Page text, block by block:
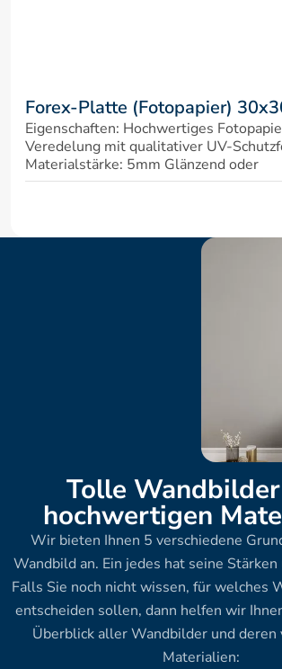
Forex-Platte (Fotopapier)
Eigenschaften: Hochwertiges
Veredelung mit qualitativer UV-
Materialstärke: 5mm Glänzend oder
Tolle
hochwertigen
Wir bieten Ihnen 5 verschiedene
Wandbild an. Ein jedes hat seine Stärken
Falls Sie noch nicht wissen, für welches
entscheiden sollen, dann helfen wir
Überblick aller Wandbilder und deren
Materialien: